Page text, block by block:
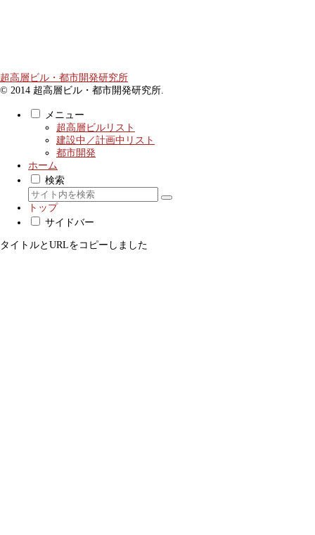
超高層ビル・都市開発研究所
© 2014 超高層ビル・都市開発研究所.
メニュー
超高層ビルリスト
建設中／計画中リスト
都市開発
ホーム
検索
トップ
サイドバー
タイトルとURLをコピーしました